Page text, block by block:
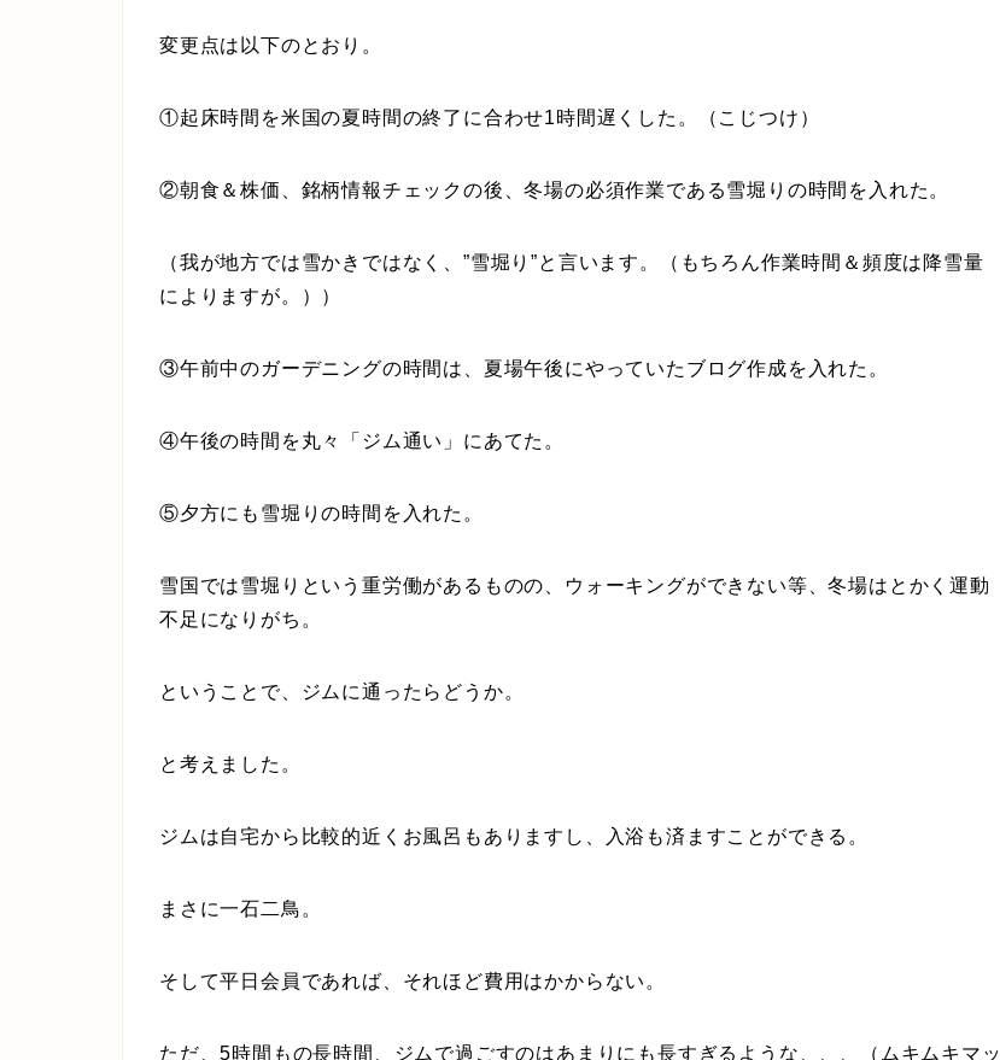
変更点は以下のとおり。
①起床時間を米国の夏時間の終了に合わせ1時間遅くした。（こじつけ）
②朝食＆株価、銘柄情報チェックの後、冬場の必須作業である雪堀りの時間を入れた。
（我が地方では雪かきではなく、”雪堀り”と言います。（もちろん作業時間＆頻度は降雪量
によりますが。））
③午前中のガーデニングの時間は、夏場午後にやっていたブログ作成を入れた。
④午後の時間を丸々「ジム通い」にあてた。
⑤夕方にも雪堀りの時間を入れた。
雪国では雪堀りという重労働があるものの、ウォーキングができない等、冬場はとかく運動
不足になりがち。
ということで、ジムに通ったらどうか。
と考えました。
ジムは自宅から比較的近くお風呂もありますし、入浴も済ますことができる。
まさに一石二鳥。
そして平日会員であれば、それほど費用はかからない。
ただ、5時間もの長時間、ジムで過ごすのはあまりにも長すぎるような、、、（ムキムキマッ